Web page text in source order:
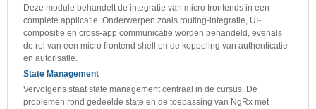
Deze module behandelt de integratie van micro frontends in een
complete applicatie. Onderwerpen zoals routing-integratie, UI-
compositie en cross-app communicatie worden behandeld, evenals
de rol van een micro frontend shell en de koppeling van authenticatie
en autorisatie.
State Management
Vervolgens staat state management centraal in de cursus. De
problemen rond gedeelde state en de toepassing van NgRx met